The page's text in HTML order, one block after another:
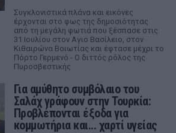
Συγκλονιστικά πλάνα και εικόνες
έρχονται στο φως της δημοσιότητας
από τη μεγάλη φωτιά που ξέσπασε στις
31 Ιουλίου στον Αγιο Βασίλειο, στον
Κιθαιρώνα Βοιωτίας και έφτασε μέχρι το
Πόρτο Γερμενό - Ο διττός ρόλος της
Πυροσβεστικής
Για αμύθητο συμβόλαιο του
Σαλάχ γράφουν στην Τουρκία:
Προβλέπονται έξοδα για
κομμωτήρια και... χαρτί υγείας